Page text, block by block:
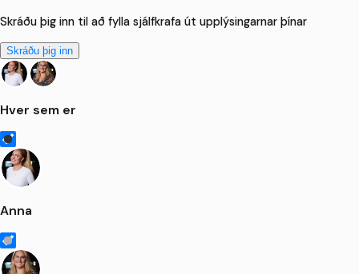
Skráðu þig inn til að fylla sjálfkrafa út upplýsingarnar þínar
Skráðu þig inn
Hver sem er
Anna